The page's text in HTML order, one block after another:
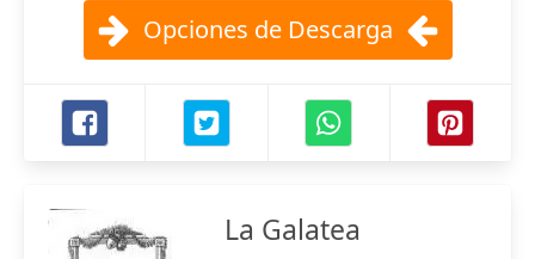
Opciones de Descarga
La Galatea